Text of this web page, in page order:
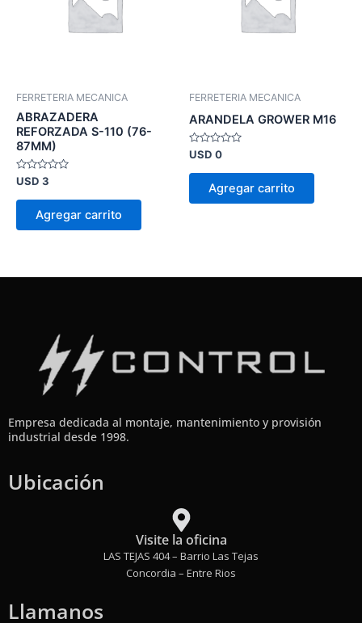
FERRETERIA MECANICA
ABRAZADERA
REFORZADA S-110 (76-
87MM)
Valorado
en
0
USD 3
Agregar carrito
FERRETERIA MECANICA
ARANDELA GROWER M16
Valorado
en
0
USD 0
Agregar carrito
Empresa dedicada al montaje, mantenimiento y provisión
industrial desde 1998.
Ubicación
Visite la oficina
LAS TEJAS 404 – Barrio Las Tejas
Concordia – Entre Rios
Llamanos